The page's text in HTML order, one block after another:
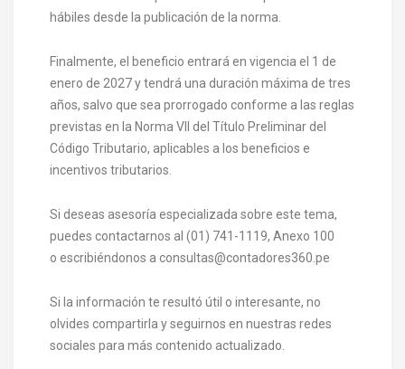
hábiles desde la publicación de la norma.
Finalmente, el beneficio entrará en vigencia el 1 de
enero de 2027 y tendrá una duración máxima de tres
años, salvo que sea prorrogado conforme a las reglas
previstas en la Norma VII del Título Preliminar del
Código Tributario, aplicables a los beneficios e
incentivos tributarios.
Si deseas asesoría especializada sobre este tema,
puedes contactarnos al (01) 741-1119, Anexo 100
o escribiéndonos a consultas@contadores360.pe
Si la información te resultó útil o interesante, no
olvides compartirla y seguirnos en nuestras redes
sociales para más contenido actualizado.